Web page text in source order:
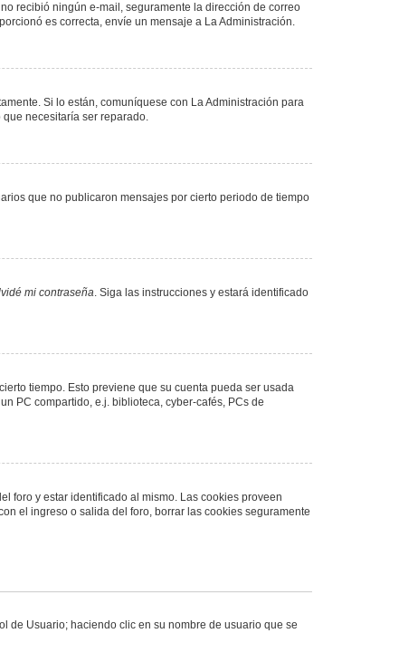
recibió ningún e-mail, seguramente la dirección de correo
es correcta, envíe un mensaje a La Administración.
Si lo están, comuníquese con La Administración para
necesitaría ser reparado.
que no publicaron mensajes por cierto periodo de tiempo
mi contraseña. Siga las instrucciones y estará identificado
tiempo. Esto previene que su cuenta pueda ser usada
PC compartido, e.j. biblioteca, cyber-cafés, PCs de
foro y estar identificado al mismo. Las cookies proveen
el ingreso o salida del foro, borrar las cookies seguramente
de Usuario; haciendo clic en su nombre de usuario que se